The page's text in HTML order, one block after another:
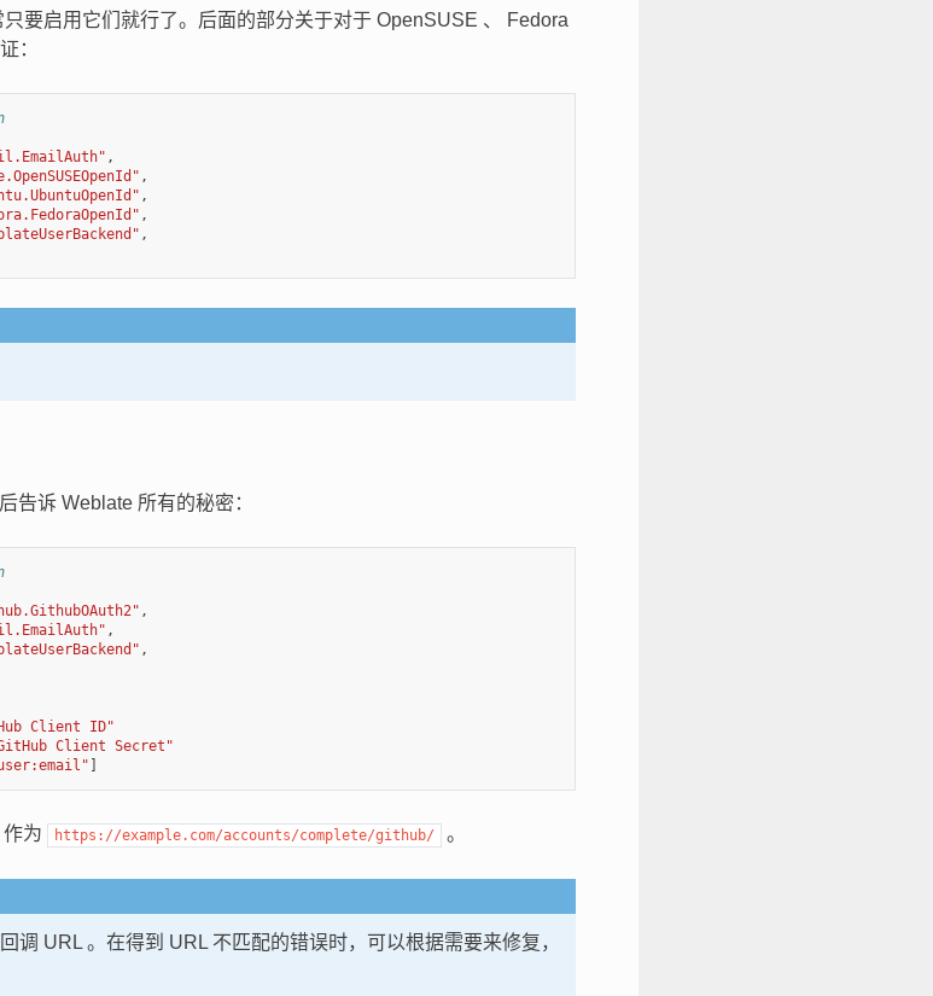
要启用它们就行了。后面的部分关于对于 OpenSUSE 、 Fedora
：
,
,
,
,
,
告诉 Weblate 所有的秘密：
,
,
,
Client ID"
Client Secret"
]
为 https://example.com/accounts/complete/github/ 。
调 URL 。在得到 URL 不匹配的错误时，可以根据需要来修复，